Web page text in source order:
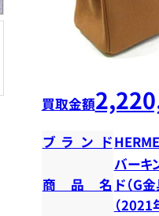
買取金額
ブランド
商品名
バーキ
ド（G
（2021